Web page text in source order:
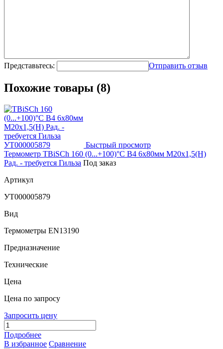
Представьтесь: Отправить отзыв
Похожие товары (8)
Быстрый просмотр
Термометр TBiSCh 160 (0...+100)°С B4 6х80мм М20х1,5(Н)
Рад. - требуется Гильза Под заказ
Артикул
УТ000005879
Вид
Термометры EN13190
Предназначение
Технические
Цена
Цена по запросу
Запросить цену
Подробнее
В избранное Сравнение